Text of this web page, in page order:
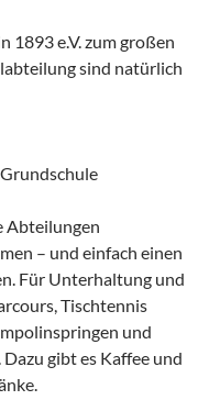
1893 e.V. zum großen
sind natürlich
Abteilungen
– und einfach einen
Für Unterhaltung und
Tischtennis
und
gibt es Kaffee und